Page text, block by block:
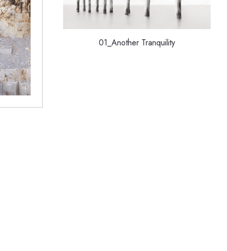
01_Another Tranquility